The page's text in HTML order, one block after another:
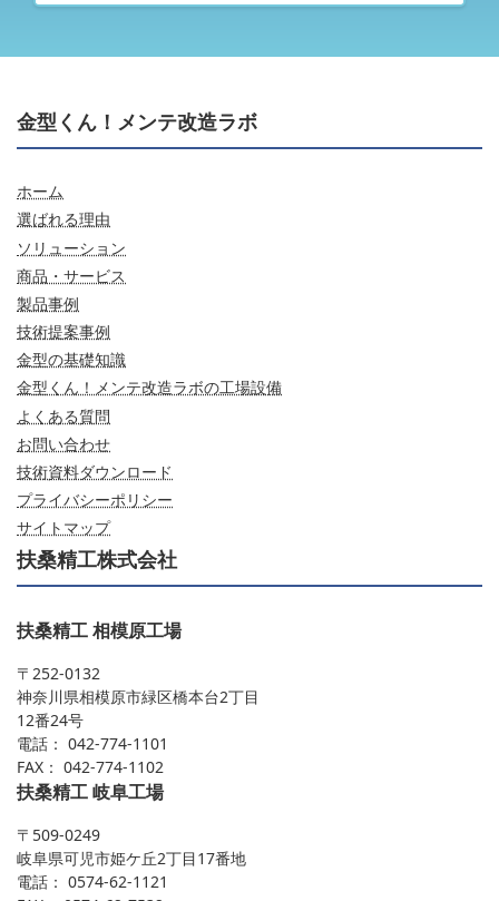
金型くん！メンテ改造ラボ
ホーム
選ばれる理由
ソリューション
商品・サービス
製品事例
技術提案事例
金型の基礎知識
金型くん！メンテ改造ラボの工場設備
よくある質問
お問い合わせ
技術資料ダウンロード
プライバシーポリシー
サイトマップ
扶桑精工株式会社
扶桑精工 相模原工場
〒252-0132
神奈川県相模原市緑区橋本台2丁目
12番24号
電話： 042-774-1101
FAX： 042-774-1102
扶桑精工 岐阜工場
〒509-0249
岐阜県可児市姫ケ丘2丁目17番地
電話： 0574-62-1121